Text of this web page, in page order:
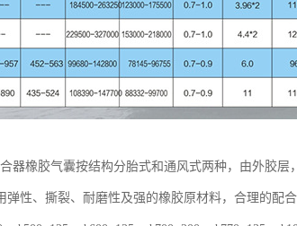
器橡胶气囊按结构分胎式和通风式两种，由外胶
弹性、撕裂、耐磨性及强的橡胶原材料，合理的